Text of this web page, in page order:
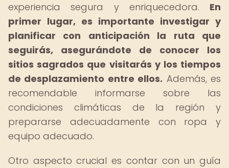
experiencia segura y enriquecedora. En
primer lugar, es importante investigar y
planificar con anticipación la ruta que
seguirás, asegurándote de conocer los
sitios sagrados que visitarás y los tiempos
de desplazamiento entre ellos. Además, es
recomendable informarse sobre las
condiciones climáticas de la región y
prepararse adecuadamente con ropa y
equipo adecuado.
Otro aspecto crucial es contar con un guía